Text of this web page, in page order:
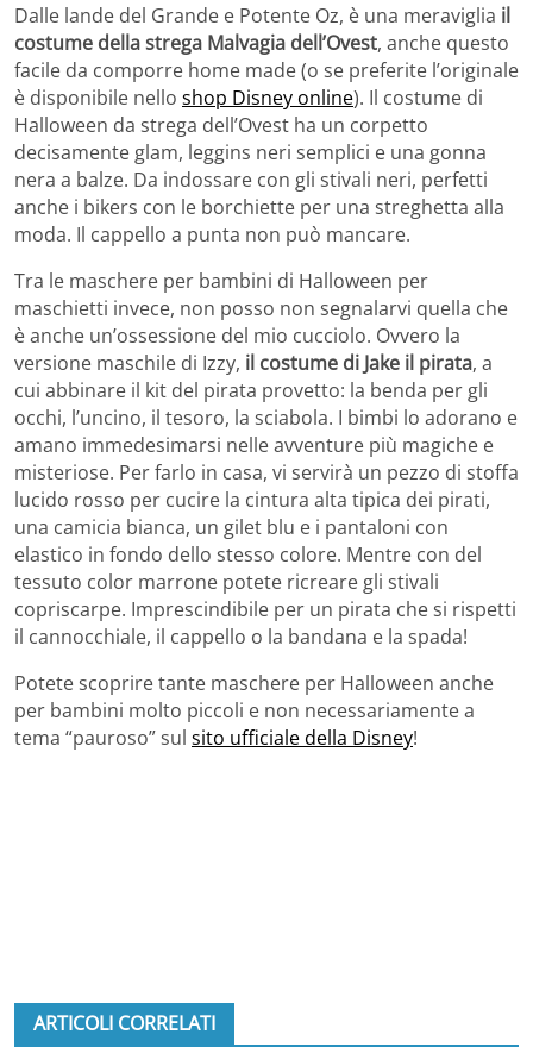
Dalle lande del Grande e Potente Oz, è una meraviglia il
costume della strega Malvagia dell’Ovest, anche questo
facile da comporre home made (o se preferite l’originale
è disponibile nello shop Disney online). Il costume di
Halloween da strega dell’Ovest ha un corpetto
decisamente glam, leggins neri semplici e una gonna
nera a balze. Da indossare con gli stivali neri, perfetti
anche i bikers con le borchiette per una streghetta alla
moda. Il cappello a punta non può mancare.
Tra le maschere per bambini di Halloween per
maschietti invece, non posso non segnalarvi quella che
è anche un’ossessione del mio cucciolo. Ovvero la
versione maschile di Izzy, il costume di Jake il pirata, a
cui abbinare il kit del pirata provetto: la benda per gli
occhi, l’uncino, il tesoro, la sciabola. I bimbi lo adorano e
amano immedesimarsi nelle avventure più magiche e
misteriose. Per farlo in casa, vi servirà un pezzo di stoffa
lucido rosso per cucire la cintura alta tipica dei pirati,
una camicia bianca, un gilet blu e i pantaloni con
elastico in fondo dello stesso colore. Mentre con del
tessuto color marrone potete ricreare gli stivali
copriscarpe. Imprescindibile per un pirata che si rispetti
il cannocchiale, il cappello o la bandana e la spada!
Potete scoprire tante maschere per Halloween anche
per bambini molto piccoli e non necessariamente a
tema “pauroso” sul sito ufficiale della Disney!
ARTICOLI CORRELATI